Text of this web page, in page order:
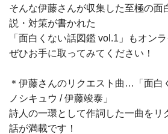
そんな伊藤さんが収集した至極の面
説・対策が書かれた
「面白くない話図鑑 vol.1」もオン
ぜひお手に取ってみてください！
＊伊藤さんのリクエスト曲…「面白
ノシキュウ / 伊藤竣泰」
詩人の一環として作詞した一曲をリ
話が満載です！